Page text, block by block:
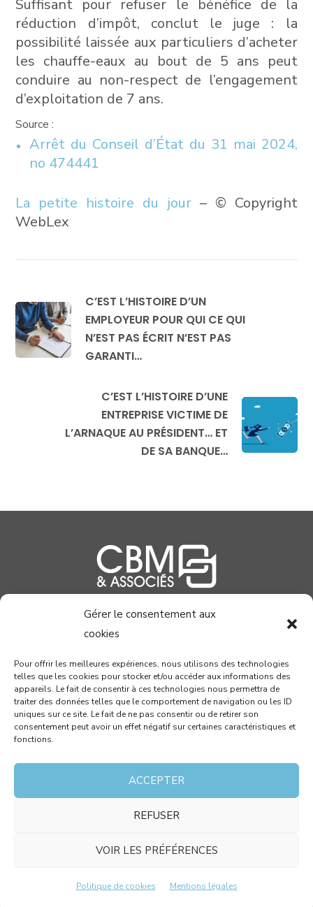
Gérer le consentement aux
cookies
Pour offrir les meilleures expériences, nous utilisons des technologies
telles que les cookies pour stocker et/ou accéder aux informations des
appareils. Le fait de consentir à ces technologies nous permettra de
traiter des données telles que le comportement de navigation ou les ID
uniques sur ce site. Le fait de ne pas consentir ou de retirer son
consentement peut avoir un effet négatif sur certaines caractéristiques et
fonctions.
ACCEPTER
REFUSER
VOIR LES PRÉFÉRENCES
Politique de cookies Mentions légales
Suffisant pour refuser le bénéfice de la
réduction d’impôt, conclut le juge : la
possibilité laissée aux particuliers d’acheter
les chauffe-eaux au bout de 5 ans peut
conduire au non-respect de l’engagement
d’exploitation de 7 ans.
Source :
Arrêt du Conseil d’État du 31 mai 2024,
no 474441
La petite histoire du jour– © Copyright
WebLex
C’EST L’HISTOIRE D’UN
EMPLOYEUR POUR QUI CE QUI
N’EST PAS ÉCRIT N’EST PAS
GARANTI…
C’EST L’HISTOIRE D’UNE
ENTREPRISE VICTIME DE
L’ARNAQUE AU PRÉSIDENT… ET
DE SA BANQUE…
04 99 58 37 40
78 allée John Napier
Atrium du Millénaire
34000 MONTPELLIER
soient utilisées pour me contacter dans le cadre de